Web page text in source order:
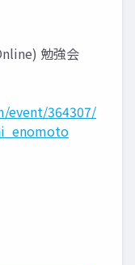
勉強会
event/364307/